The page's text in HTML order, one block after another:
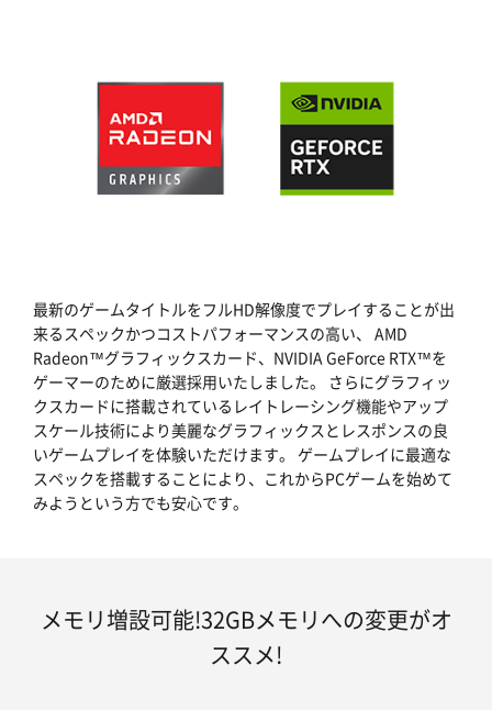
最新のゲームタイトルをフルHD解像度でプレイすることが出
来るスペックかつコストパフォーマンスの高い、 AMD
Radeon™グラフィックスカード、NVIDIA GeForce RTX™を
ゲーマーのために厳選採用いたしました。 さらにグラフィッ
クスカードに搭載されているレイトレーシング機能やアップ
スケール技術により美麗なグラフィックスとレスポンスの良
いゲームプレイを体験いただけます。 ゲームプレイに最適な
スペックを搭載することにより、これからPCゲームを始めて
みようという方でも安心です。
メモリ増設可能!32GBメモリへの変更がオ
ススメ!